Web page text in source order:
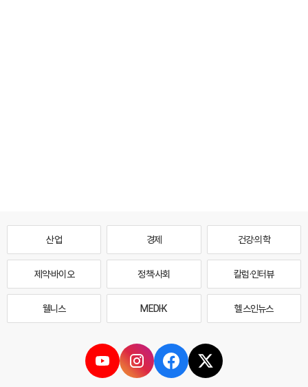
산업 경제 건강·의학
제약·바이오 정책·사회 칼럼·인터뷰
웰니스 MEDI·K 헬스인뉴스